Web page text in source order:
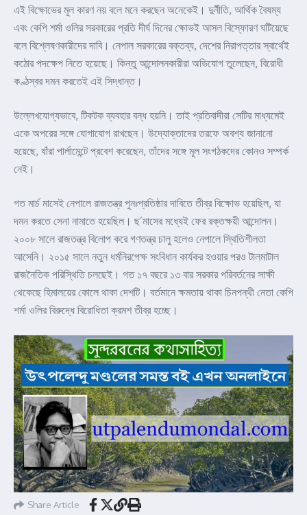
এই বিক্ষোভের মূল কারণ নয় বলে মনে করছেন অনেকেই। দুর্নীতি, আর্থিক বৈষম্য
এবং কেপি শর্মা ওলির সরকারের প্রতি দীর্ঘ দিনের ক্ষোভই আসল বিস্ফোরণ ঘটিয়েছে
বলে বিশ্লেষণকারীদের দাবি। নেপাল সরকারের বক্তব্য, দেশের নিরাপত্তার স্বার্থেই
কঠোর পদক্ষেপ নিতে হয়েছে। কিন্তু আন্দোলনকারীরা অভিযোগ তুলেছেন, বিরোধী
কণ্ঠস্বর দমন করতেই এই সিদ্ধান্ত।
উল্লেখযোগ্যভাবে, টিকটক ব্যবহার বন্ধ হয়নি। তাই প্রতিবাদীরা সেটির মাধ্যমেই
একে অপরের সঙ্গে যোগাযোগ রাখছেন। উদ্যোক্তাদের তরফে অবশ্য জানানো
হয়েছে, যাঁরা পার্লামেন্টে প্রবেশ করেছেন, তাঁদের সঙ্গে মূল সংগঠকদের কোনও সম্পর্ক
নেই।
গত মার্চ মাসেই নেপালে রাজতন্ত্র পুনঃপ্রতিষ্ঠার দাবিতে তীব্র বিক্ষোভ হয়েছিল, যা
দমন করতে সেনা নামাতে হয়েছিল। ছ’মাসের মধ্যেই ফের রক্তক্ষয়ী আন্দোলন।
২০০৮ সালে রাজতন্ত্র বিলোপ করে গণতন্ত্র চালু হলেও নেপালে স্থিতিশীলতা
আসেনি। ২০১৫ সালে নতুন ধর্মনিরপেক্ষ সংবিধান কার্যকর হওয়ার পরও টালমাটাল
রাজনৈতিক পরিস্থিতি চলছেই। গত ১৭ বছরে ১৩ বার সরকার পরিবর্তনের সাক্ষী
থেকেছে হিমালয়ের কোলে থাকা দেশটি। বর্তমানে ক্ষমতায় থাকা চিনপন্থী নেতা কেপি
শর্মা ওলির বিরুদ্ধে বিরোধিতা ক্রমশ তীব্র হচ্ছে।
Share Article